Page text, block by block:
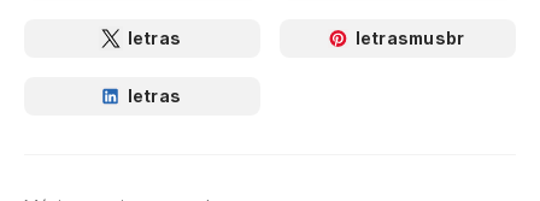
letras letrasmusbr
letras